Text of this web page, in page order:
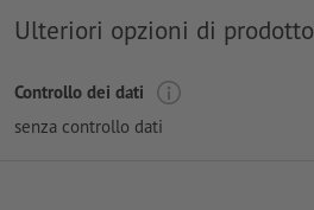
Ulteriori opzioni di prodotto
Controllo dei dati
senza controllo dati